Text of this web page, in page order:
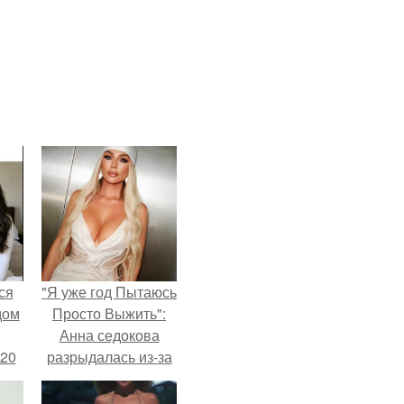
"Я уже год Пытаюсь
Просто Выжить":
Анна седокова
разрыдалась из-за
жесткой травли и